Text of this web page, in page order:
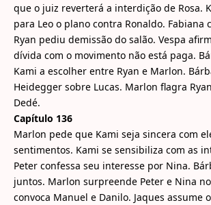
que o juiz reverterá a interdição de Rosa.
para Leo o plano contra Ronaldo. Fabiana
Ryan pediu demissão do salão. Vespa
dívida com o movimento não está paga.
Kami a escolher entre Ryan e Marlon.
Heidegger sobre Lucas. Marlon flagra
Dedé.
Capítulo 136
Marlon pede que Kami seja sincera com
sentimentos. Kami se sensibiliza com as
Peter confessa seu interesse por Nina.
juntos. Marlon surpreende Peter e Nina
convoca Manuel e Danilo. Jaques assume